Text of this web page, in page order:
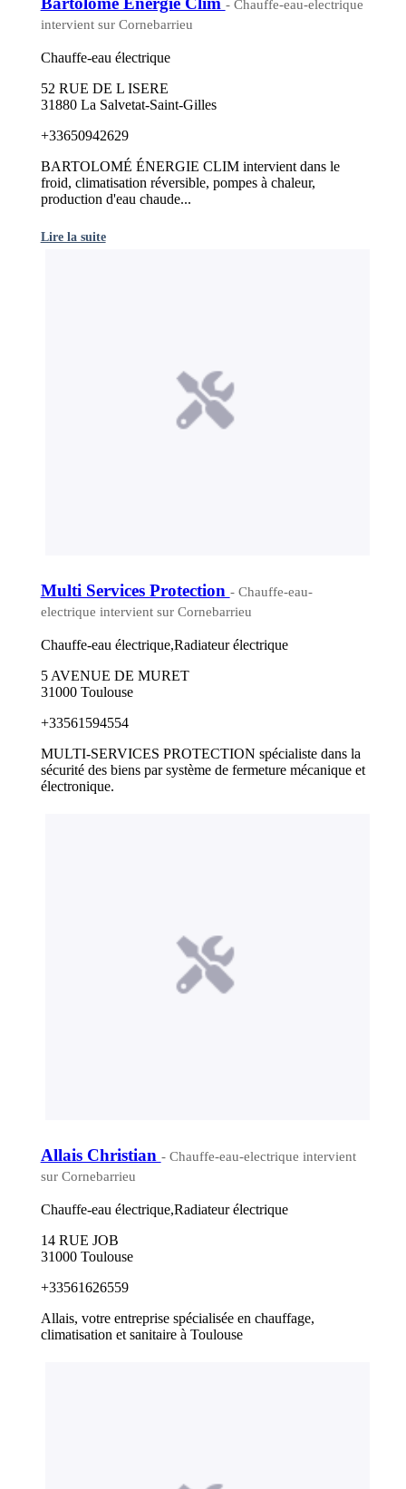
- Chauffe-eau-electrique
intervient sur Cornebarrieu
Chauffe-eau électrique
52 RUE DE L ISERE
31880 La Salvetat-Saint-Gilles
+33650942629
BARTOLOMÉ ÉNERGIE CLIM intervient dans le
froid, climatisation réversible, pompes à chaleur,
production d'eau chaude...
Lire la suite
Multi Services Protection - Chauffe-eau-
electrique intervient sur Cornebarrieu
Chauffe-eau électrique,Radiateur électrique
5 AVENUE DE MURET
31000 Toulouse
+33561594554
MULTI-SERVICES PROTECTION spécialiste dans la
sécurité des biens par système de fermeture mécanique et
électronique.
Allais Christian - Chauffe-eau-electrique intervient
sur Cornebarrieu
Chauffe-eau électrique,Radiateur électrique
14 RUE JOB
31000 Toulouse
+33561626559
Allais, votre entreprise spécialisée en chauffage,
climatisation et sanitaire à Toulouse